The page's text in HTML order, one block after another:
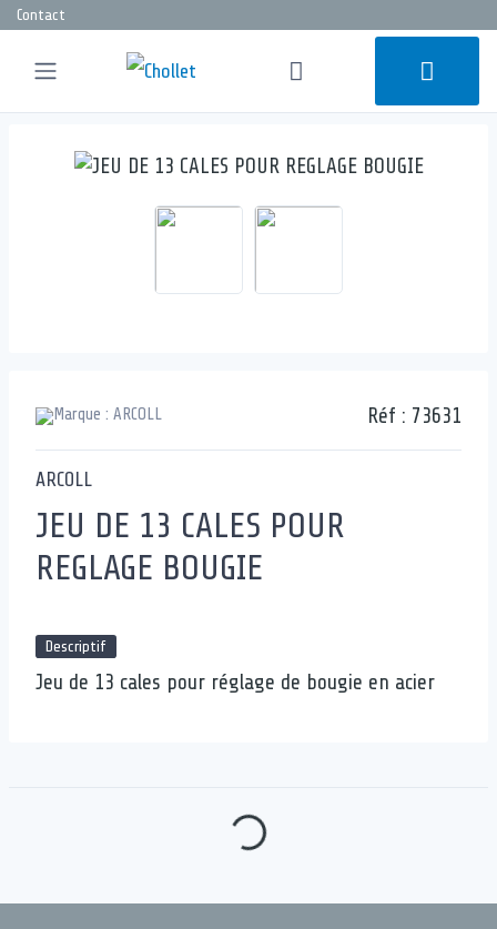
Contact
Réf : 73631
ARCOLL
JEU DE 13 CALES POUR
REGLAGE BOUGIE
Descriptif
Jeu de 13 cales pour réglage de bougie en acier